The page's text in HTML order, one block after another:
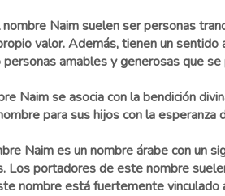
Naim suelen ser personas
valor. Además, tienen un
amables y generosas que
Naim se asocia con la bendición
para sus hijos con la
Naim es un nombre árabe con un
Los portadores de este nombre
nombre está fuertemente